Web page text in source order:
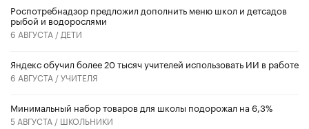
Роспотребнадзор предложил дополнить меню школ и детсадов
рыбой и водорослями
6 АВГУСТА / ДЕТИ
​Яндекс обучил более 20 тысяч учителей использовать ИИ в работе
6 АВГУСТА /УЧИТЕЛЯ
Минимальный набор товаров для школы подорожал на 6,3%
5 АВГУСТА / ШКОЛЬНИКИ